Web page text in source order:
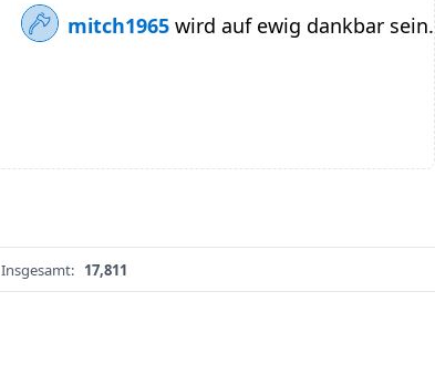
mitch1965 wird auf ewig dankbar sein.
Insgesamt: 17,811